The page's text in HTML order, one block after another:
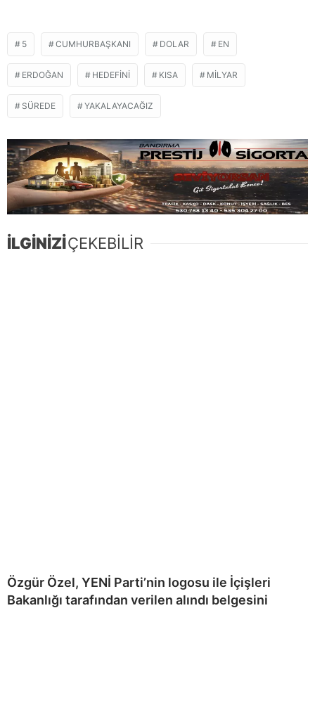
5 CUMHURBAŞKANI DOLAR EN
ERDOĞAN HEDEFINI KISA MILYAR
SÜREDE YAKALAYACAĞIZ
İLGİNİZİÇEKEBİLİR
Özgür Özel, YENİ Parti’nin logosu ile İçişleri
Bakanlığı tarafından verilen alındı belgesini